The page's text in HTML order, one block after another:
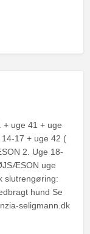
+ uge 41 + uge
17 + uge 42 (
2. Uge 18-
uge
slutrengøring:
hund Se
seligmann.dk